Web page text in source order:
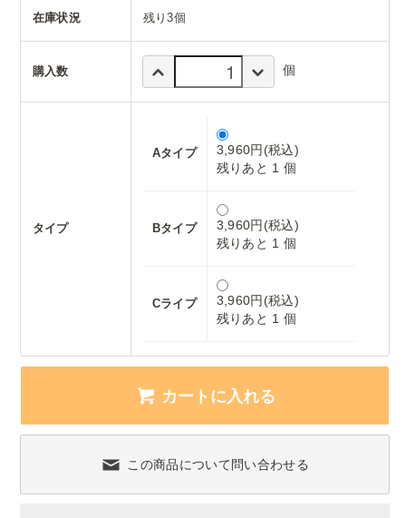
在庫状況 残り3個
購入数 個
タイプ
Aタイプ
3,960円(税込)
残りあと 1 個
Bタイプ
3,960円(税込)
残りあと 1 個
Cライプ
3,960円(税込)
残りあと 1 個
カートに入れる
この商品について問い合わせる